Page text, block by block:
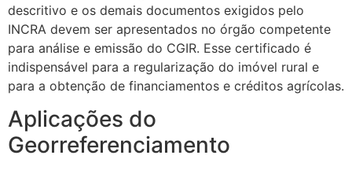
descritivo e os demais documentos exigidos pelo
INCRA devem ser apresentados no órgão competente
para análise e emissão do CGIR. Esse certificado é
indispensável para a regularização do imóvel rural e
para a obtenção de financiamentos e créditos agrícolas.
Aplicações do
Georreferenciamento